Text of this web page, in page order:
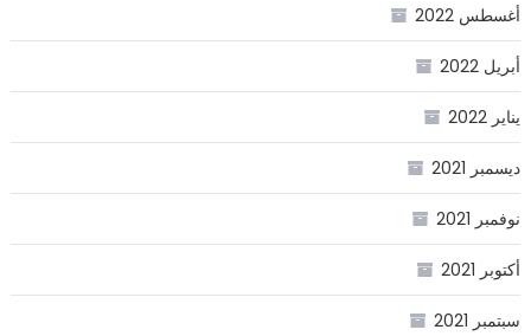
أغسطس 2022
أبريل 2022
يناير 2022
ديسمبر 2021
نوفمبر 2021
أكتوبر 2021
سبتمبر 2021